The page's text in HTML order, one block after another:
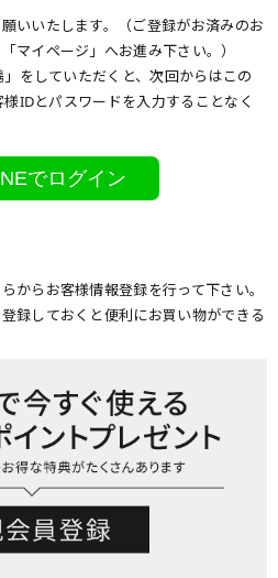
いいたします。（ご登録がお済みのお
マイページ」へお進み下さい。）
をしていただくと、次回からはこの
IDとパスワードを入力することなく
でログイン
からお客様情報登録を行って下さい。
録しておくと便利にお買い物ができる